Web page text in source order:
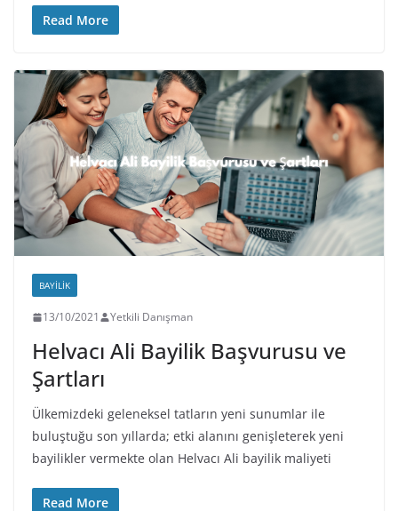
Read More
BAYILIK
13/10/2021 Yetkili Danışman
Helvacı Ali Bayilik Başvurusu ve
Şartları
Ülkemizdeki geleneksel tatların yeni sunumlar ile
buluştuğu son yıllarda; etki alanını genişleterek yeni
bayilikler vermekte olan Helvacı Ali bayilik maliyeti
Read More